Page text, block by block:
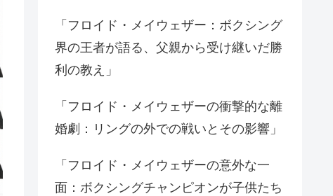
「フロイド・メイウェザー：ボクシング
界の王者が語る、父親から受け継いだ勝
利の教え」
「フロイド・メイウェザーの衝撃的な離
婚劇：リングの外での戦いとその影響」
「フロイド・メイウェザーの意外な一
面：ボクシングチャンピオンが子供たち